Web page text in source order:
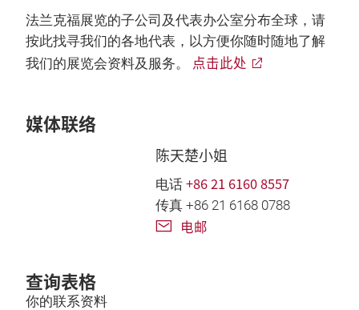
法兰克福展览的子公司及代表办公室分布全球，请
按此找寻我们的各地代表，以方便你随时随地了解
我们的展览会资料及服务。 点击此处
媒体联络
陈天楚小姐
电话 +86 21 6160 8557
传真 +86 21 6168 0788
电邮
查询表格
你的联系资料